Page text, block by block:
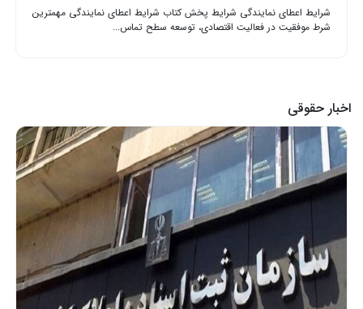
شرایط اعطای نمایندگی شرایط پخش کتاب شرایط اعطای نمایندگی مهمترین
شرط موفقیت در فعالیت اقتصادی، توسعه سطح تماس...
اخبار حقوقی